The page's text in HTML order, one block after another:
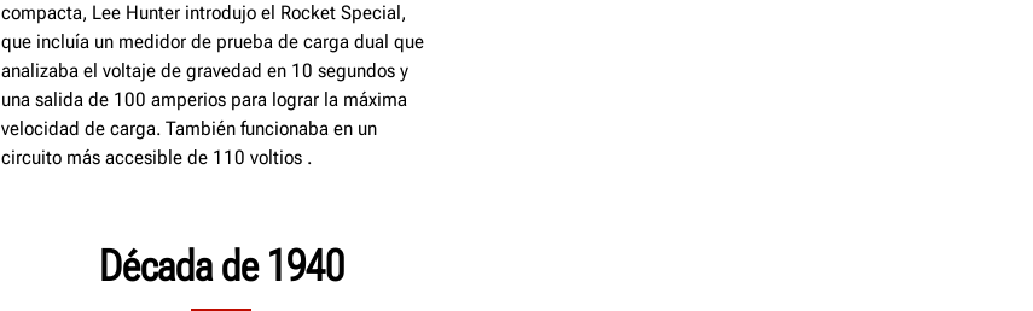
compacta, Lee Hunter introdujo el Rocket Special,
que incluía un medidor de prueba de carga dual que
analizaba el voltaje de gravedad en 10 segundos y
una salida de 100 amperios para lograr la máxima
velocidad de carga. También funcionaba en un
circuito más accesible de 110 voltios .
Década de 1940